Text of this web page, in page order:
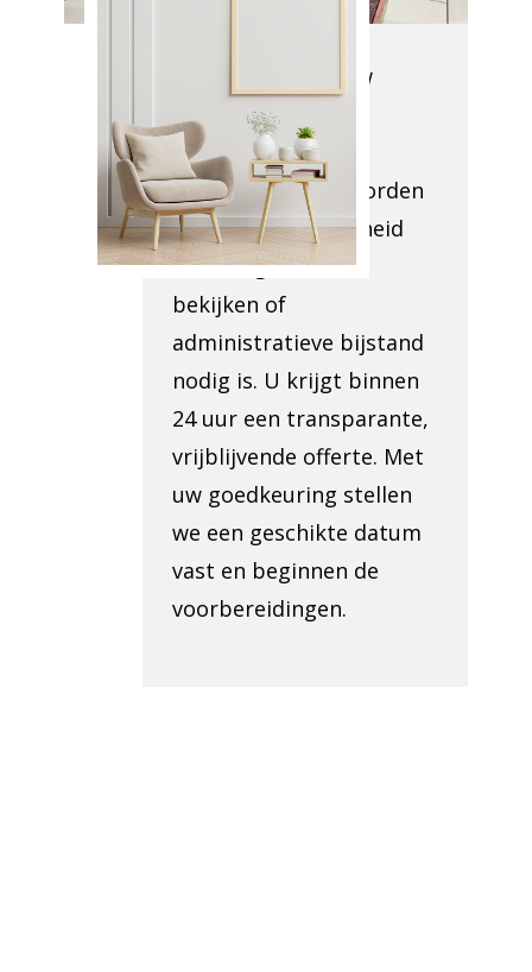
Wij arriveren op uw
locatie om alles te
inspecteren wat
verwijderd moet worden
en de toegankelijkheid
van het gebied. We
bekijken of
administratieve bijstand
nodig is. U krijgt binnen
24 uur een transparante,
vrijblijvende offerte. Met
uw goedkeuring stellen
we een geschikte datum
vast en beginnen de
voorbereidingen.